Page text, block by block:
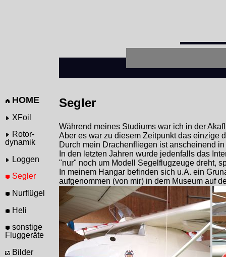
HOME
XFoil
Rotor-
dynamik
Loggen
Segler
Nurflügel
Heli
sonstige
Fluggeräte
Bilder
Segler
Während meines Studiums war ich in der
Aber es war zu diesem Zeitpunkt das einzige
Durch mein Drachenfliegen ist anscheinend
In den letzten Jahren wurde jedenfalls das
"nur" noch um Modell Segelflugzeuge dreht,
In meinem Hangar befinden sich u.A. ein
aufgenommen (von mir) in dem Museum auf